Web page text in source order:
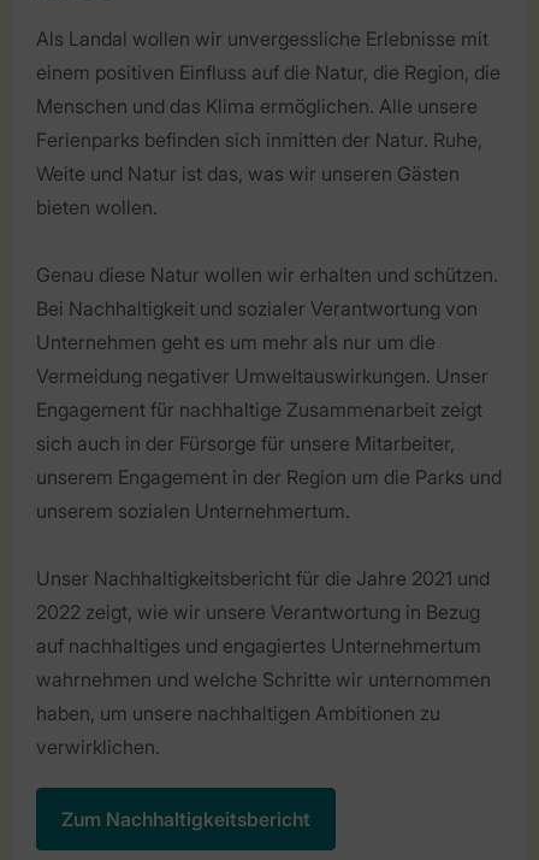
Als Landal wollen wir unvergessliche Erlebnisse mit
einem positiven Einfluss auf die Natur, die Region, die
Menschen und das Klima ermöglichen. Alle unsere
Ferienparks befinden sich inmitten der Natur. Ruhe,
Weite und Natur ist das, was wir unseren Gästen
bieten wollen.
Genau diese Natur wollen wir erhalten und schützen.
Bei Nachhaltigkeit und sozialer Verantwortung von
Unternehmen geht es um mehr als nur um die
Vermeidung negativer Umweltauswirkungen. Unser
Engagement für nachhaltige Zusammenarbeit zeigt
sich auch in der Fürsorge für unsere Mitarbeiter,
unserem Engagement in der Region um die Parks und
unserem sozialen Unternehmertum.
Unser Nachhaltigkeitsbericht für die Jahre 2021 und
2022 zeigt, wie wir unsere Verantwortung in Bezug
auf nachhaltiges und engagiertes Unternehmertum
wahrnehmen und welche Schritte wir unternommen
haben, um unsere nachhaltigen Ambitionen zu
verwirklichen.
Zum Nachhaltigkeitsbericht